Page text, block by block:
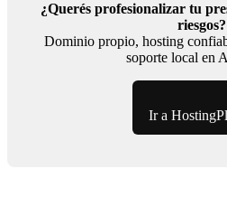
¿Querés profesionalizar tu
riesgos?
Dominio propio, hosting
soporte local en
Ir a